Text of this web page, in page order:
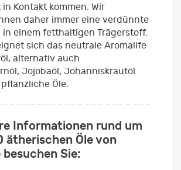
Kontakt kommen. Wir
daher immer eine verdünnte
einem fetthaltigen Trägerstoff.
sich das neutrale Aromalife
alternativ auch
Jojobaöl, Johanniskrautöl
Öle.
Informationen rund um
ätherischen Öle von
Sie: